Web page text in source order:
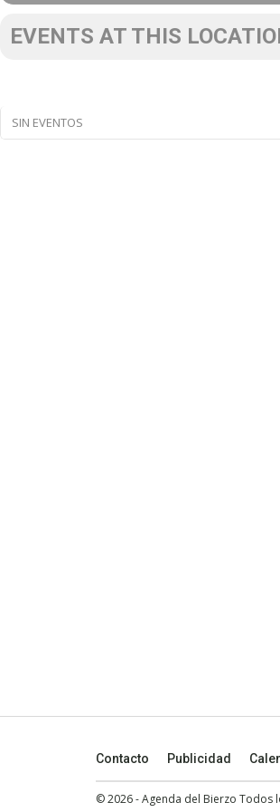
EVENTS AT THIS
SIN EVENTOS
Contacto Publicidad
© 2026 - Agenda del Bierzo Todos